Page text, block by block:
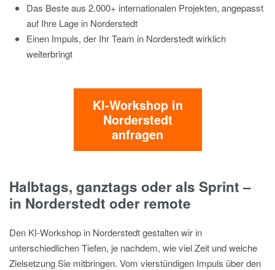
Das Beste aus 2.000+ internationalen Projekten, angepasst
auf Ihre Lage in Norderstedt
Einen Impuls, der Ihr Team in Norderstedt wirklich
weiterbringt
KI-Workshop in
Norderstedt
anfragen
Halbtags, ganztags oder als Sprint –
in Norderstedt oder remote
Den KI-Workshop in Norderstedt gestalten wir in
unterschiedlichen Tiefen, je nachdem, wie viel Zeit und welche
Zielsetzung Sie mitbringen. Vom vierstündigen Impuls über den